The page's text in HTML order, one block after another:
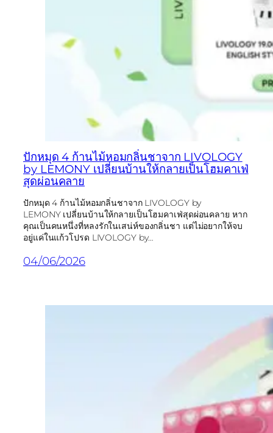
ปักหมุด 4 ก้านไม้หอมกลิ่นชาจาก LIVOLOGY
by LEMONY เปลี่ยนบ้านให้กลายเป็นโฮมคาเฟ่
สุดผ่อนคลาย
ปักหมุด 4 ก้านไม้หอมกลิ่นชาจาก LIVOLOGY by
LEMONY เปลี่ยนบ้านให้กลายเป็นโฮมคาเฟ่สุดผ่อนคลาย หาก
คุณเป็นคนหนึ่งที่หลงรักในเสน่ห์ของกลิ่นชา แต่ไม่อยากให้จบ
อยู่แค่ในแก้วโปรด LIVOLOGY by…
04/06/2026